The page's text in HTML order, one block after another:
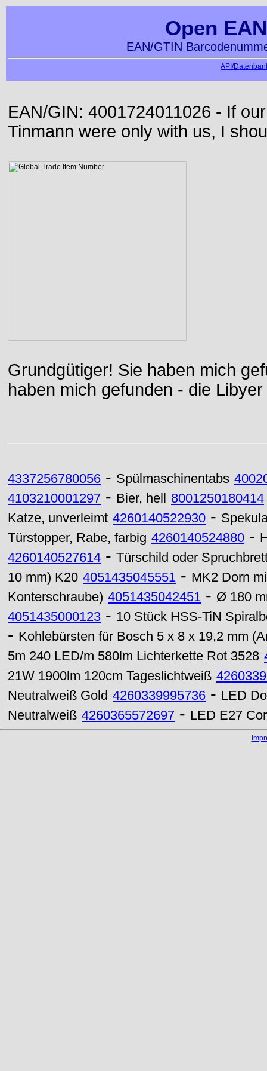
Open
EAN/GTIN
API/
EAN/GIN: 4001724011026 - If
Tinmann were only with us, I
Grundgütiger! Sie haben mich
haben mich gefunden - die
4337256780056 - Spülmaschinentabs
4103210001297 - Bier, hell 8001250180414
Katze, unverleimt 4260140522930 -
Türstopper, Rabe, farbig 4260140524880 -
4260140527614 - Türschild oder
10 mm) K20 4051435045551 - MK2 Dorn
Konterschraube) 4051435042451 - Ø 180
4051435000123 - 10 Stück HSS-TiN
- Kohlebürsten für Bosch 5 x 8 x 19,2 mm
5m 240 LED/m 580lm Lichterkette Rot 3528
21W 1900lm 120cm Tageslichtweiß
Neutralweiß Gold 4260339995736 - LED
Neutralweiß 4260365572697 - LED E27